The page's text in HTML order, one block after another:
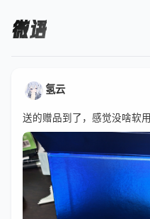
微语
氢云
送的赠品到了，感觉没啥软用